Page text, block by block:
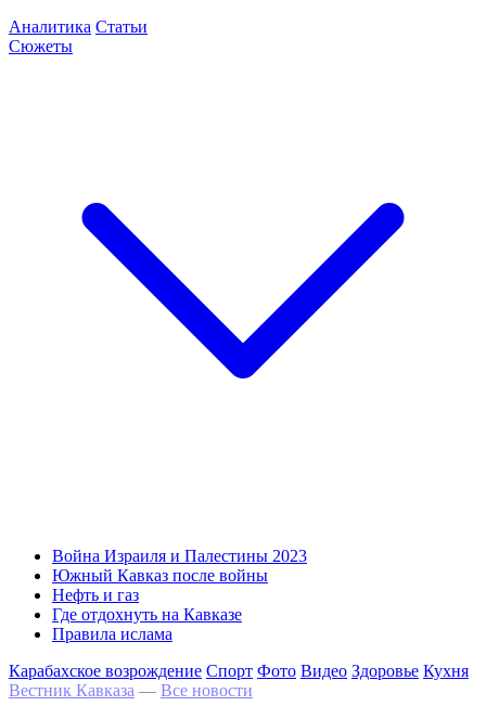
Аналитика Статьи
Сюжеты
Война Израиля и Палестины 2023
Южный Кавказ после войны
Нефть и газ
Где отдохнуть на Кавказе
Правила ислама
Карабахское возрождение Спорт Фото Видео Здоровье Кухня
Вестник Кавказа — Все новости